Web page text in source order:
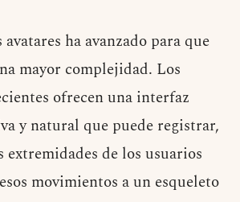
ha avanzado para que
mayor complejidad. Los
ofrecen una interfaz
y natural que puede registrar,
extremidades de los usuarios
movimientos a un esqueleto